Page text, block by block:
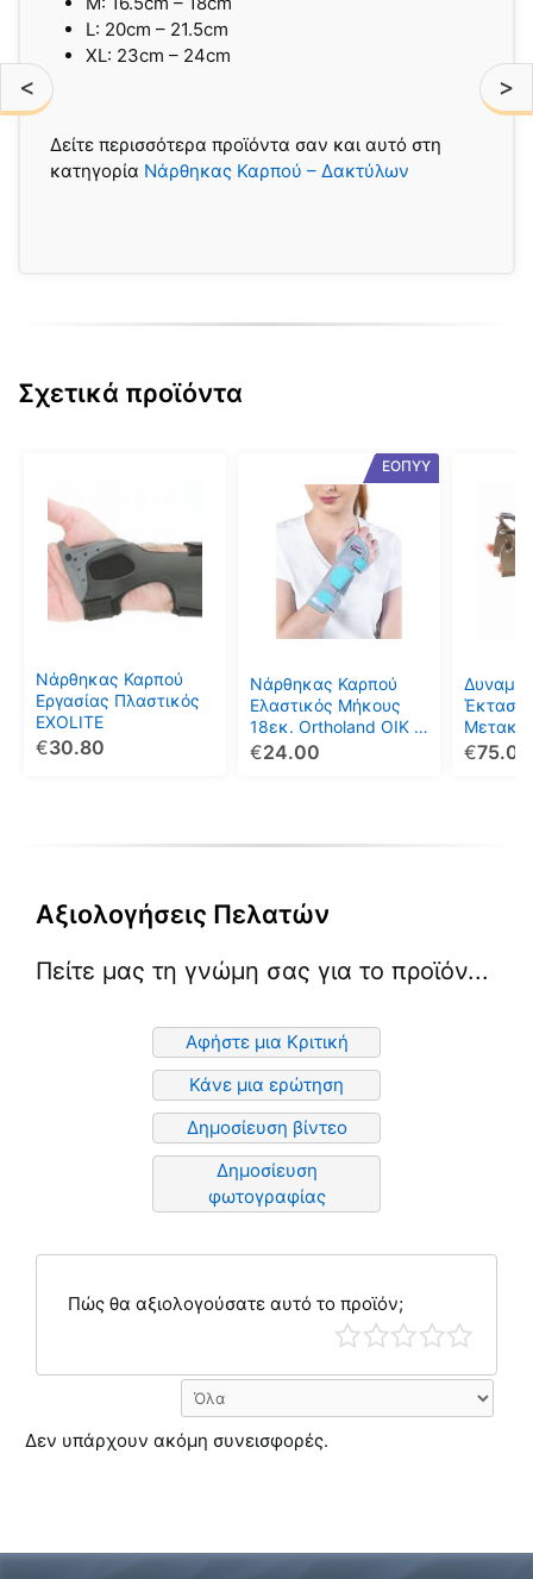
< >
L: 20cm – 21.5cm
XL: 23cm – 24cm
Δείτε περισσότερα προϊόντα σαν και αυτό στη
κατηγορία Νάρθηκας Καρπού – Δακτύλων
Σχετικά προϊόντα
Νάρθηκας Καρπού
Εργασίας Πλαστικός
EXOLITE
30.80
€
προϊόν
έχει
πολλαπλές
παραλλαγές.
Οι
μπορούν
να
επιλεγούν
στη
ΕΟΠΥΥ
Νάρθηκας Καρπού
Ελαστικός Μήκους
18εκ. Ortholand OIK /
8707-08
24.00
€
προϊόν
πολλαπλές
παραλλαγές.
μπορούν
να
επιλεγούν
στη
ών75.00
€
προϊόν
έχει
να
στη
Αξιολογήσεις Πελατών
Πείτε μας τη γνώμη σας για το προϊόν...
Αφήστε μια Κριτική
Κάνε μια ερώτηση
Δημοσίευση βίντεο
Δημοσίευση
φωτογραφίας
Πώς θα αξιολογούσατε αυτό το προϊόν;
Δεν υπάρχουν ακόμη συνεισφορές.